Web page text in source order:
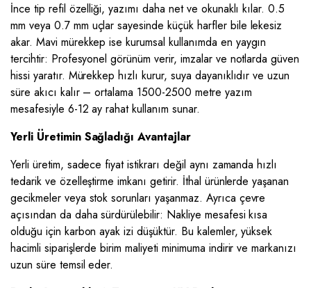
İnce tip refil özelliği, yazımı daha net ve okunaklı kılar. 0.5
mm veya 0.7 mm uçlar sayesinde küçük harfler bile lekesiz
akar. Mavi mürekkep ise kurumsal kullanımda en yaygın
tercihtir: Profesyonel görünüm verir, imzalar ve notlarda güven
hissi yaratır. Mürekkep hızlı kurur, suya dayanıklıdır ve uzun
süre akıcı kalır – ortalama 1500-2500 metre yazım
mesafesiyle 6-12 ay rahat kullanım sunar.
Yerli Üretimin Sağladığı Avantajlar
Yerli üretim, sadece fiyat istikrarı değil aynı zamanda hızlı
tedarik ve özelleştirme imkanı getirir. İthal ürünlerde yaşanan
gecikmeler veya stok sorunları yaşanmaz. Ayrıca çevre
açısından da daha sürdürülebilir: Nakliye mesafesi kısa
olduğu için karbon ayak izi düşüktür. Bu kalemler, yüksek
hacimli siparişlerde birim maliyeti minimuma indirir ve markanızı
uzun süre temsil eder.